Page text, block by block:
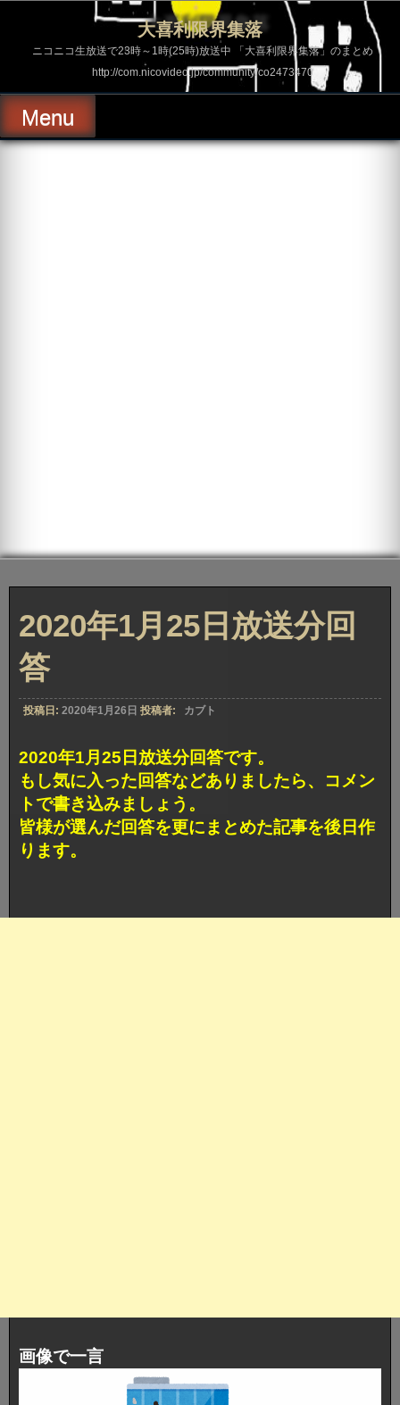
ス
ッ
プ
大喜利限界集落
ニコニコ生放送で23時～1時(25時)放送中 「大喜利限界集落」のまとめ
http://com.nicovideo.jp/community/co2473470
Menu
2020年1月25日放送分回
答
投稿日: 2020年1月26日 投稿者: カブト
2020年1月25日放送分回答です。
もし気に入った回答などありましたら、コメン
トで書き込みましょう。
皆様が選んだ回答を更にまとめた記事を後日作
ります。
画像で一言